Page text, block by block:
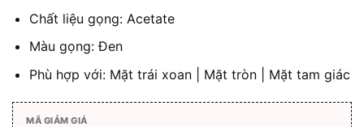
Chất liệu gọng: Acetate
Màu gọng: Đen
Phù hợp với: Mặt trái xoan | Mặt tròn | Mặt tam giác
MÃ GIẢM GIÁ